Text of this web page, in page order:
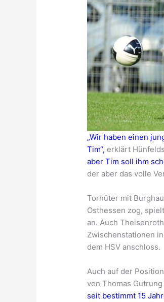
„Wir haben einen
Tim“, erklärt
aber Tim soll ihm
der aber das volle
Torhüter mit
Osthessen zog,
an. Auch
Zwischenstationen
dem HSV anschloss.
Auch auf der
von Thomas
seit bestimmt 15